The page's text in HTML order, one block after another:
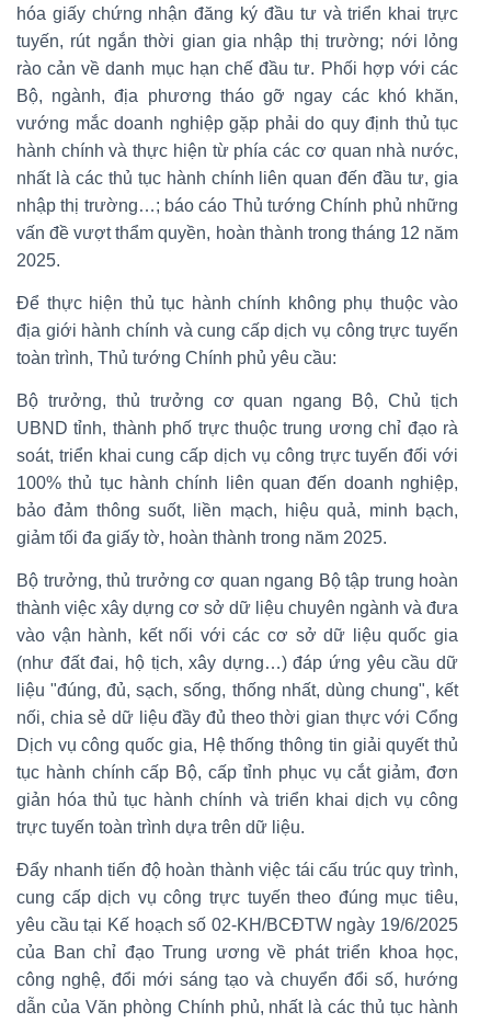
hóa giấy chứng nhận đăng ký đầu tư và triển khai trực
tuyến, rút ngắn thời gian gia nhập thị trường; nới lỏng
rào cản về danh mục hạn chế đầu tư. Phối hợp với các
Bộ, ngành, địa phương tháo gỡ ngay các khó khăn,
vướng mắc doanh nghiệp gặp phải do quy định thủ tục
hành chính và thực hiện từ phía các cơ quan nhà nước,
nhất là các thủ tục hành chính liên quan đến đầu tư, gia
nhập thị trường…; báo cáo Thủ tướng Chính phủ những
vấn đề vượt thẩm quyền, hoàn thành trong tháng 12 năm
2025.
Để thực hiện thủ tục hành chính không phụ thuộc vào
địa giới hành chính và cung cấp dịch vụ công trực tuyến
toàn trình, Thủ tướng Chính phủ yêu cầu:
Bộ trưởng, thủ trưởng cơ quan ngang Bộ, Chủ tịch
UBND tỉnh, thành phố trực thuộc trung ương chỉ đạo rà
soát, triển khai cung cấp dịch vụ công trực tuyến đối với
100% thủ tục hành chính liên quan đến doanh nghiệp,
bảo đảm thông suốt, liền mạch, hiệu quả, minh bạch,
giảm tối đa giấy tờ, hoàn thành trong năm 2025.
Bộ trưởng, thủ trưởng cơ quan ngang Bộ tập trung hoàn
thành việc xây dựng cơ sở dữ liệu chuyên ngành và đưa
vào vận hành, kết nối với các cơ sở dữ liệu quốc gia
(như đất đai, hộ tịch, xây dựng…) đáp ứng yêu cầu dữ
liệu "đúng, đủ, sạch, sống, thống nhất, dùng chung", kết
nối, chia sẻ dữ liệu đầy đủ theo thời gian thực với Cổng
Dịch vụ công quốc gia, Hệ thống thông tin giải quyết thủ
tục hành chính cấp Bộ, cấp tỉnh phục vụ cắt giảm, đơn
giản hóa thủ tục hành chính và triển khai dịch vụ công
trực tuyến toàn trình dựa trên dữ liệu.
Đẩy nhanh tiến độ hoàn thành việc tái cấu trúc quy trình,
cung cấp dịch vụ công trực tuyến theo đúng mục tiêu,
yêu cầu tại Kế hoạch số 02-KH/BCĐTW ngày 19/6/2025
của Ban chỉ đạo Trung ương về phát triển khoa học,
công nghệ, đổi mới sáng tạo và chuyển đổi số, hướng
dẫn của Văn phòng Chính phủ, nhất là các thủ tục hành